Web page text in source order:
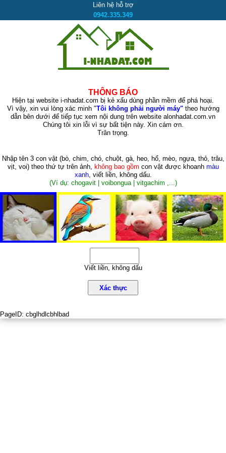
Liên hệ hỗ trợ
0942.335.349
THÔNG BÁO
Hiện tại website i-nhadat.com bị kẻ xấu dùng phần mềm để phá hoại.
Vì vậy, xin vui lòng xác minh "Tôi không phải người máy"theo hướng
dẫn bên dưới để tiếp tục xem nội dung trên website alonhadat.com.vn
Chúng tôi xin lỗi vì sự bất tiện này. Xin cám ơn.
Trân trọng.
Nhập tên 3 con vật (bò, chim, chó, chuột, gà, heo, hổ, mèo, ngựa, thỏ, trâu,
vịt, voi)theo thứ tự trên ảnh, không bao gồm con vật được khoanh màu
xanh, viết liền, không dấu.
(Ví dụ: chogavit | voibongua | vitgachim ,...)
Viết liền, không dấu
Xác thực
PageID: cbglhdlcbhlbad